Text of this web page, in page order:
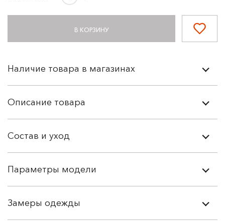
В КОРЗИНУ
Наличие товара в магазинах
Описание товара
Состав и уход
Параметры модели
Замеры одежды